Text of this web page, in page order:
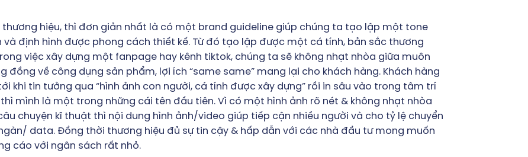
thương hiệu, thì đơn giản nhất là có một brand guideline giúp chúng ta tạo lập một tone
định hình được phong cách thiết kế. Từ đó tạo lập được một cá tính, bản sắc thương
việc xây dựng một fanpage hay kênh tiktok, chúng ta sẽ không nhạt nhòa giữa muôn
đồng về công dụng sản phẩm, lợi ích “same same” mang lại cho khách hàng. Khách hàng
khi tin tưởng qua “hình ảnh con người, cá tính được xây dựng” rồi in sâu vào trong tâm trí
mình là một trong những cái tên đầu tiên. Vì có một hình ảnh rõ nét & không nhạt nhòa
chuyện kĩ thuật thì nội dung hình ảnh/video giúp tiếp cận nhiều người và cho tỷ lệ chuyển
data. Đồng thời thương hiệu đủ sự tin cậy & hấp dẫn với các nhà đầu tư mong muốn
cáo với ngân sách rất nhỏ.